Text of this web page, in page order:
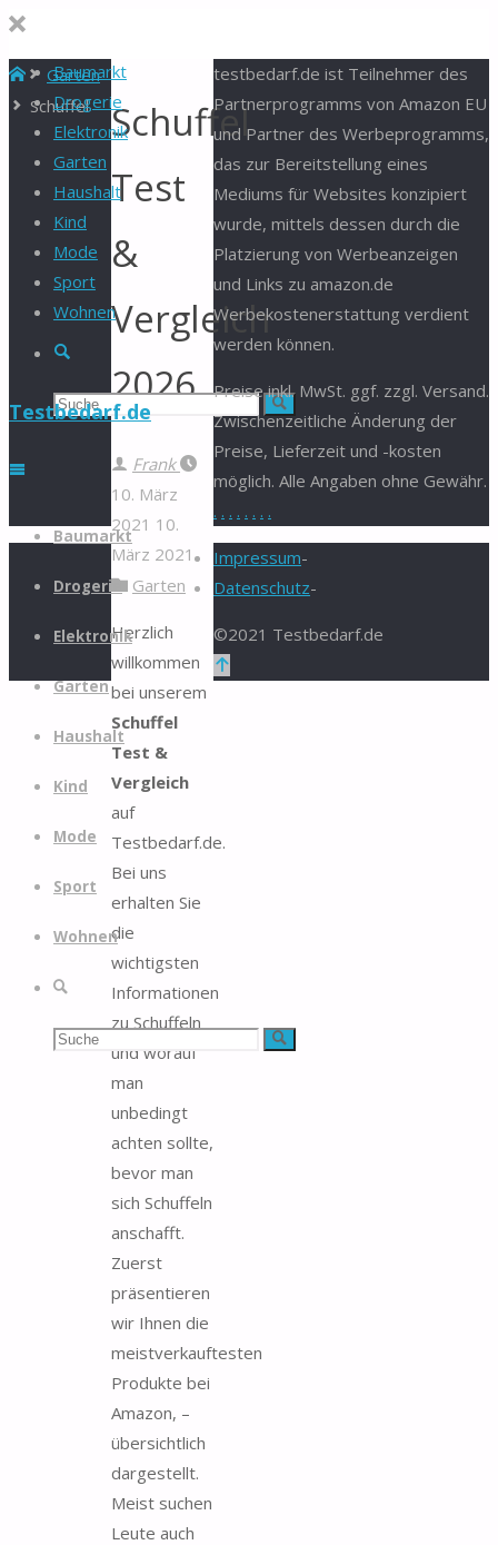
Baumarkt
Drogerie
Elektronik
Garten
Haushalt
Kind
Mode
Sport
Wohnen
Suche
Suchen Suche
Testbedarf.de
Zum
springen
Baumarkt
Drogerie
Elektronik
Garten
Haushalt
Kind
Mode
Sport
Wohnen
Suche
Suchen Suche
StartGarten
Schuffel
Schuffel
Test
&
Vergleich
2026
Frank
10. März
2021 10.
März 2021
Garten
Herzlich
willkommen
bei unserem
Schuffel
Test &
Vergleich
auf
Testbedarf.de.
Bei uns
erhalten Sie
die
wichtigsten
Informationen
zu Schuffeln
und worauf
man
unbedingt
achten sollte,
bevor man
sich Schuffeln
anschafft.
Zuerst
präsentieren
wir Ihnen die
meistverkauftesten
Produkte bei
Amazon, –
übersichtlich
dargestellt.
Meist suchen
Leute auch
testbedarf.de ist Teilnehmer des
Partnerprogramms von Amazon EU
und Partner des Werbeprogramms,
das zur Bereitstellung eines
Mediums für Websites konzipiert
wurde, mittels dessen durch die
Platzierung von Werbeanzeigen
und Links zu amazon.de
Werbekostenerstattung verdient
werden können.
Preise inkl. MwSt. ggf. zzgl. Versand.
Zwischenzeitliche Änderung der
Preise, Lieferzeit und -kosten
möglich. Alle Angaben ohne Gewähr.
. . . . . . . .
Impressum-
Datenschutz-
©2021 Testbedarf.de
Zurück